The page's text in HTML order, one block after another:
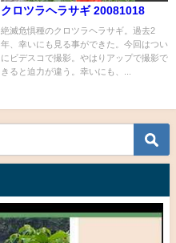
クロツラヘラサギ 20081018
絶滅危惧種のクロツラヘラサギ。過去2
年、幸いにも見る事ができた。今回はつい
にビデスコで撮影。やはりアップで撮影で
きると迫力が違う。幸いにも、...